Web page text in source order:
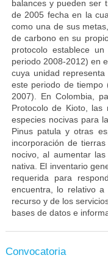
balances y pueden ser
de 2005 fecha en la
como una de sus
de carbono en su
protocolo establece
periodo 2008-2012) en
cuya unidad
este periodo de tiempo
2007). En Colombia,
Protocolo de Kioto, las
especies nocivas para
Pinus patula y otras
incorporación de
nocivo, al aumentar
nativa. El inventario
requerida para
encuentra, lo relativo
recurso y de los
bases de datos e
Convocatoria